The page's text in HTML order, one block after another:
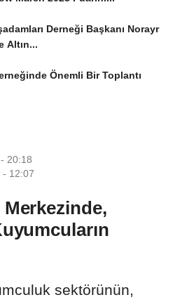
Derneği Başkanı Norayr
Altın...
Önemli Bir Toplantı
20:18
- 12:07
sektörünün,